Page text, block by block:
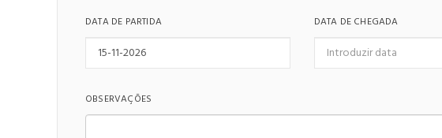
DATA DE PARTIDA DATA DE CHEGADA
OBSERVAÇÕES